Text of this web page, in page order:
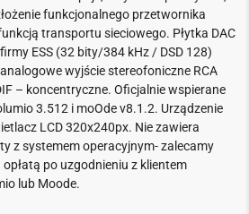
funkcjonalnego przetwornika
transportu sieciowego. Płytka DAC
ESS (32 bity/384 kHz / DSD 128)
wyjście stereofoniczne RCA
– koncentryczne. Oficjalnie wspierane
3.512 i moOde v8.1.2. Urządzenie
LCD 320x240px. Nie zawiera
z systemem operacyjnym- zalecamy
po uzgodnieniu z klientem
lub Moode.